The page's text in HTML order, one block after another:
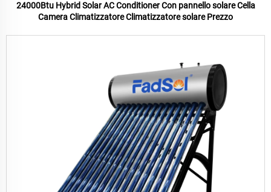
24000Btu Hybrid Solar AC Conditioner Con pannello solare Cella
Camera Climatizzatore Climatizzatore solare Prezzo